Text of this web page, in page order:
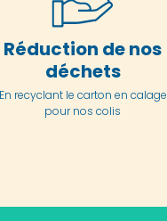
Réduction de nos
déchets
En recyclant le carton en calage
pour nos colis